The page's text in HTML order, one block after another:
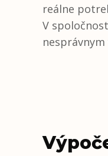
reálne
V